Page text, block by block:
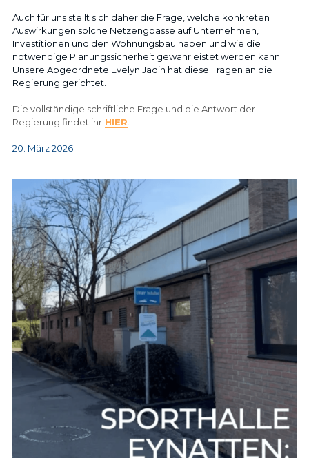
Auch für uns stellt sich daher die Frage, welche konkreten
Auswirkungen solche Netzengpässe auf Unternehmen,
Investitionen und den Wohnungsbau haben und wie die
notwendige Planungssicherheit gewährleistet werden kann.
Unsere Abgeordnete Evelyn Jadin hat diese Fragen an die
Regierung gerichtet.
Die vollständige schriftliche Frage und die Antwort der
Regierung findet ihr HIER
20. März 2026